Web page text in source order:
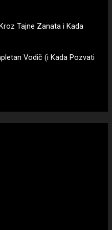
Tajne Zanata i Kada
Vodič (i Kada Pozvati